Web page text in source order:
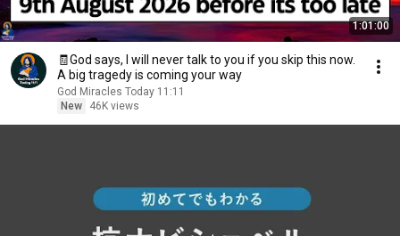
1:01:00
🧾God says, I will never talk to you if you skip this now.
A big tragedy is coming your way
God Miracles Today 11:11
New
46K views